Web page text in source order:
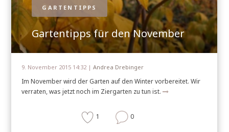
GARTENTIPPS
Gartentipps für den November
9. November 2015 14:32 |Andrea Drebinger
Im November wird der Garten auf den Winter vorbereitet. Wir
verraten, was jetzt noch im Ziergarten zu tun ist.
1 0